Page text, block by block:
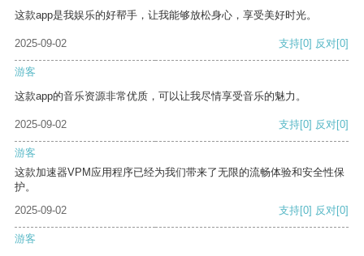
这款app是我娱乐的好帮手，让我能够放松身心，享受美好时光。
2025-09-02 支持[0] 反对[0]
游客
这款app的音乐资源非常优质，可以让我尽情享受音乐的魅力。
2025-09-02 支持[0] 反对[0]
游客
这款加速器VPM应用程序已经为我们带来了无限的流畅体验和安全性保
护。
2025-09-02
支持[0] 反对[0]
游客